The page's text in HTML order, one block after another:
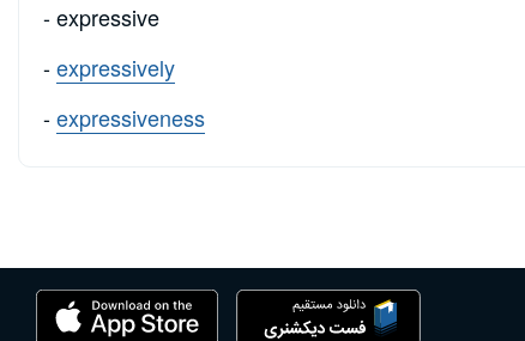
- expressive
-expressively
-expressiveness